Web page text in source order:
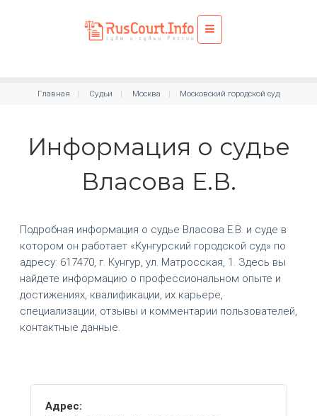
Главная Судьи Москва Московский городской суд
Информация о судье
Власова Е.В.
Подробная информация о судье Власова Е.В. и суде в
котором он работает «Кунгурский городской суд» по
адресу: 617470, г. Кунгур, ул. Матросская, 1. Здесь вы
найдете информацию о профессиональном опыте и
достижениях, квалификации, их карьере,
специализации, отзывы и комментарии пользователей,
контактные данные.
Адрес: